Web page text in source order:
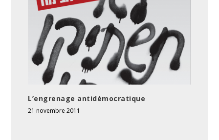
L’engrenage antidémocratique
21 novembre 2011